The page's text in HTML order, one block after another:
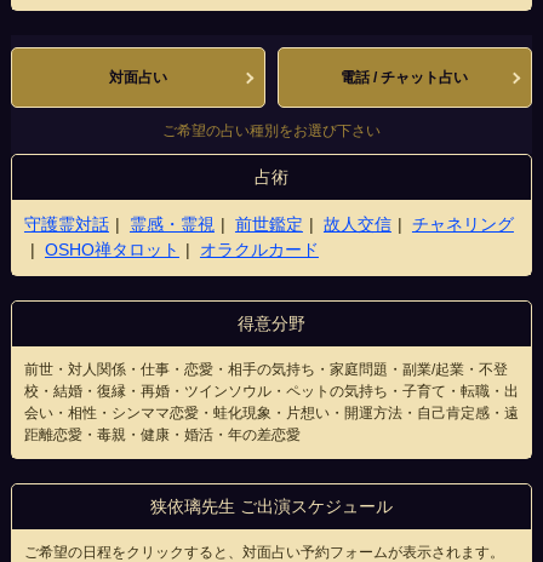
対面占い 電話 / チャット占い
ご希望の占い種別をお選び下さい
占術
守護霊対話 霊感・霊視 前世鑑定 故人交信
チャネリング
OSHO禅タロット
オラクルカード
得意分野
前世・対人関係・仕事・恋愛・相手の気持ち・家庭問題・副業/起業・不登
校・結婚・復縁・再婚・ツインソウル・ペットの気持ち・子育て・転職・出
会い・相性・シンママ恋愛・蛙化現象・片想い・開運方法・自己肯定感・遠
距離恋愛・毒親・健康・婚活・年の差恋愛
狭依璃先生 ご出演スケジュール
ご希望の日程をクリックすると、対面占い予約フォームが表示されます。